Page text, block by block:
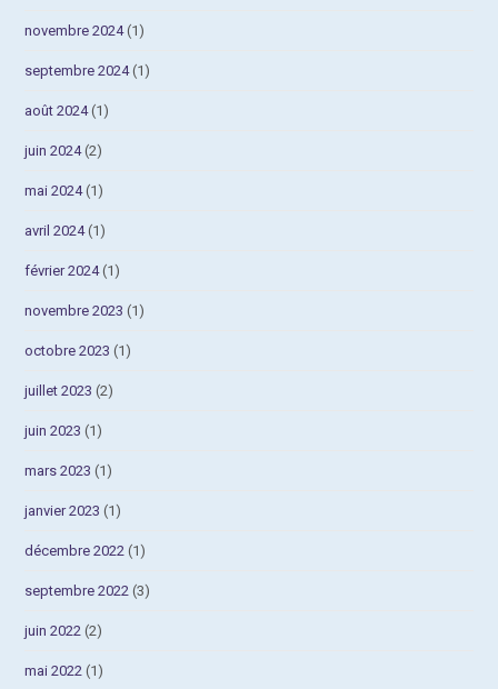
novembre 2024(1)
septembre 2024(1)
août 2024(1)
juin 2024(2)
mai 2024(1)
avril 2024(1)
février 2024(1)
novembre 2023 (1)
octobre 2023 (1)
juillet 2023 (2)
juin 2023 (1)
mars 2023 (1)
janvier 2023 (1)
décembre 2022 (1)
septembre 2022 (3)
juin 2022 (2)
mai 2022 (1)